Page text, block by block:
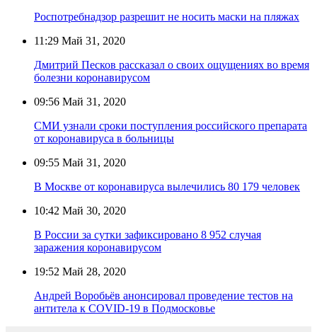
Роспотребнадзор разрешит не носить маски на пляжах
11:29 Май 31, 2020
Дмитрий Песков рассказал о своих ощущениях во время
болезни коронавирусом
09:56 Май 31, 2020
СМИ узнали сроки поступления российского препарата
от коронавируса в больницы
09:55 Май 31, 2020
В Москве от коронавируса вылечились 80 179 человек
10:42 Май 30, 2020
В России за сутки зафиксировано 8 952 случая
заражения коронавирусом
19:52 Май 28, 2020
Андрей Воробьёв анонсировал проведение тестов на
антитела к COVID-19 в Подмосковье